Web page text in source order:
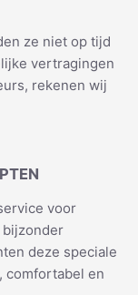
ze niet op tijd
vertragingen
rekenen wij
voor
bijzonder
deze speciale
comfortabel en